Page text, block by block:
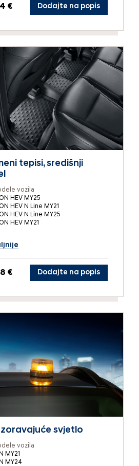
€ Dodajte na popis
tepisi, središnji
vozila
HEV MY25
HEV N Line MY21
HEV N Line MY25
HEV MY21
€ Dodajte na popis
svjetlo
vozila
MY21
MY24